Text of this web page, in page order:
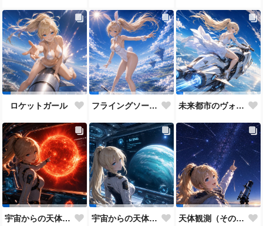
ロケットガール フライングソードとバニーガール 未来都市のヴォルティックライダー
宇宙からの天体観測（その２） 宇宙からの天体観測（その１） 天体観測（その２）